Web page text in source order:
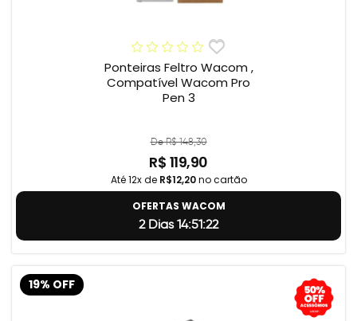
Ponteiras Feltro Wacom ,
Compatível Wacom Pro
Pen 3
De R$ 148,30
R$ 119,90
Até 12x de R$12,20no cartão
OFERTAS WACOM
2 Dias 14:51:22
19% OFF